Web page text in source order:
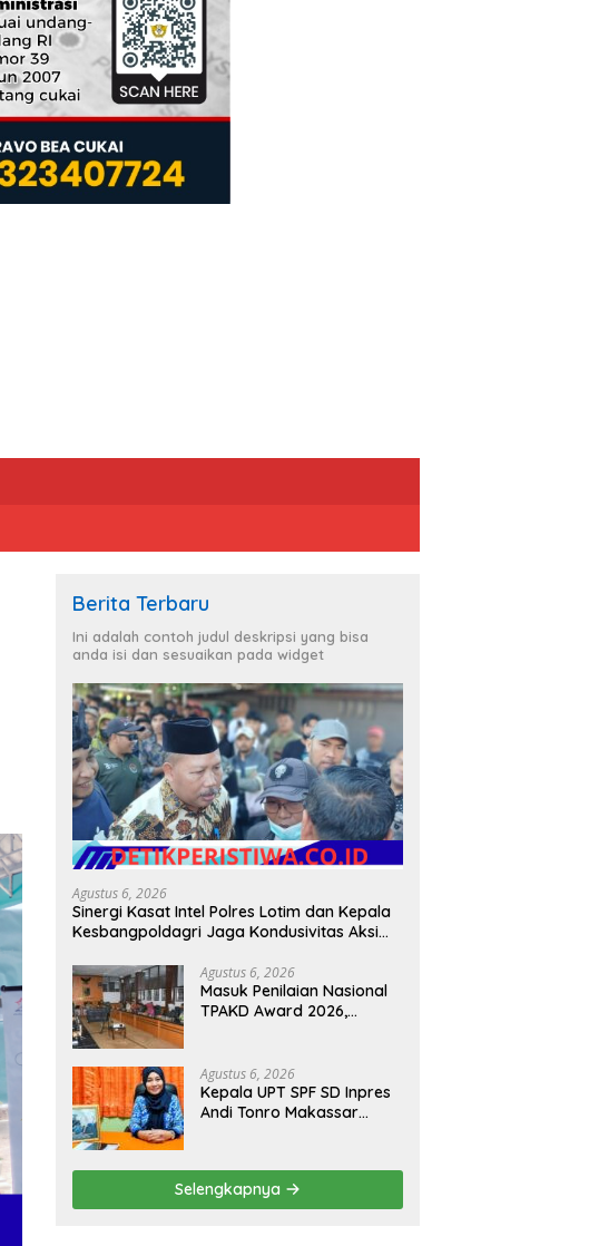
Berita Terbaru
Ini adalah contoh judul deskripsi yang bisa
anda isi dan sesuaikan pada widget
Agustus 6, 2026
Sinergi Kasat Intel Polres Lotim dan Kepala
Kesbangpoldagri Jaga Kondusivitas Aksi
Agustus 6, 2026
Masuk Penilaian Nasional
TPAKD Award 2026,
untuk Dongkrak
Kesejahteraan Warga
Agustus 6, 2026
Kepala UPT SPF SD Inpres
Andi Tonro Makassar
Sekolah
Selengkapnya